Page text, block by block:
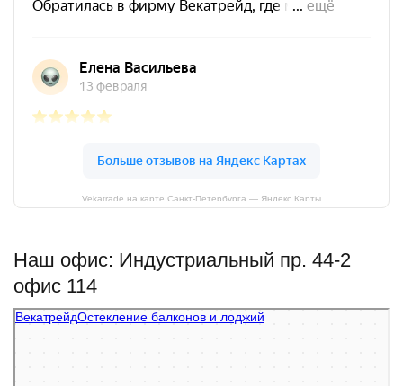
Vekatrade на карте Санкт‑Петербурга — Яндекс Карты
Наш офис: Индустриальный пр. 44-2
офис 114
Векатрейд